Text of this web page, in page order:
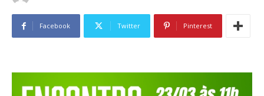
Facebook Twitter Pinterest